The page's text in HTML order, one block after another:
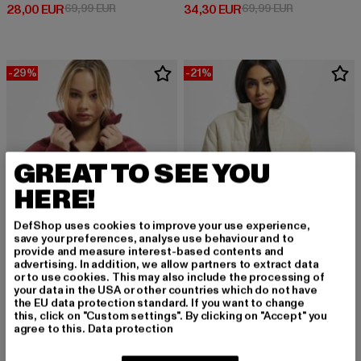
28,00 EUR
Derzeitiger Preis: 28,00 EUR
69,99 EURAktionspreis: 69,99 EUR
34,30 EUR
Derzeitiger Preis: 34,30 EUR
69,99 EURAktionspreis:
-29%
URBAN CLASSICS
Ladies Corduroy
49,69 EUR
Derzeitiger Preis: 49,69 EUR
69,99 EUR Aktionspreis: 69,99 EUR
-21%
URBAN CLASSICS
Ladies Corduroy
GREAT TO SEE YOU
HERE!
DefShop uses cookies to improve your use experience,
save your preferences, analyse use behaviour and to
provide and measure interest-based contents and
advertising. In addition, we allow partners to extract data
or to use cookies. This may also include the processing of
your data in the USA or other countries which do not have
the EU data protection standard. If you want to change
this, click on "Custom settings". By clicking on "Accept" you
agree to this. Data protection